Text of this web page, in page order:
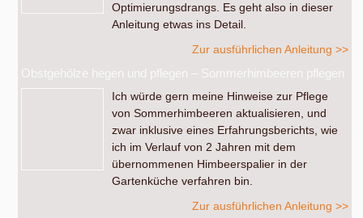
Optimierungsdrangs. Es geht also in dieser
Anleitung etwas ins Detail.
Zur ausführlichen Anleitung >>
Obstgehölze hegen und pflegen – Sommerhimbeeren pflegen
Ich würde gern meine Hinweise zur Pflege
von Sommerhimbeeren aktualisieren, und
zwar inklusive eines Erfahrungsberichts, wie
ich im Verlauf von 2 Jahren mit dem
übernommenen Himbeerspalier in der
Gartenküche verfahren bin.
Zur ausführlichen Anleitung >>